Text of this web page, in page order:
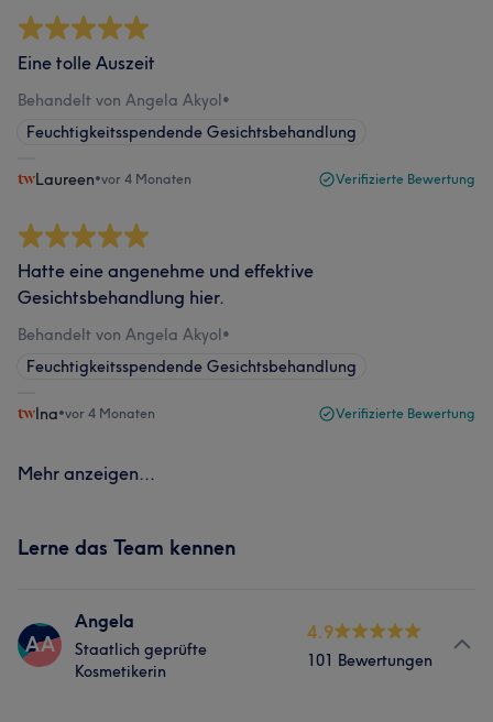
Eine tolle Auszeit
Behandelt von Angela Akyol•
Feuchtigkeitsspendende Gesichtsbehandlung
Laureen•vor 4 Monaten Verifizierte Bewertung
Hatte eine angenehme und effektive
Gesichtsbehandlung hier.
Behandelt von Angela Akyol•
Feuchtigkeitsspendende Gesichtsbehandlung
Ina•vor 4 Monaten Verifizierte Bewertung
Mehr anzeigen...
Lerne das Team kennen
AA
Angela
Staatlich geprüfte
Kosmetikerin
4.9
101 Bewertungen